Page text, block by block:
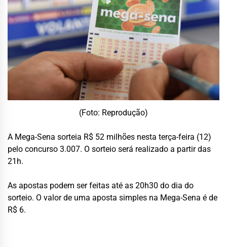
(Foto: Reprodução)
A Mega-Sena sorteia R$ 52 milhões nesta terça-feira (12)
pelo concurso 3.007. O sorteio será realizado a partir das
21h.
As apostas podem ser feitas até as 20h30 do dia do
sorteio. O valor de uma aposta simples na Mega-Sena é de
R$ 6.